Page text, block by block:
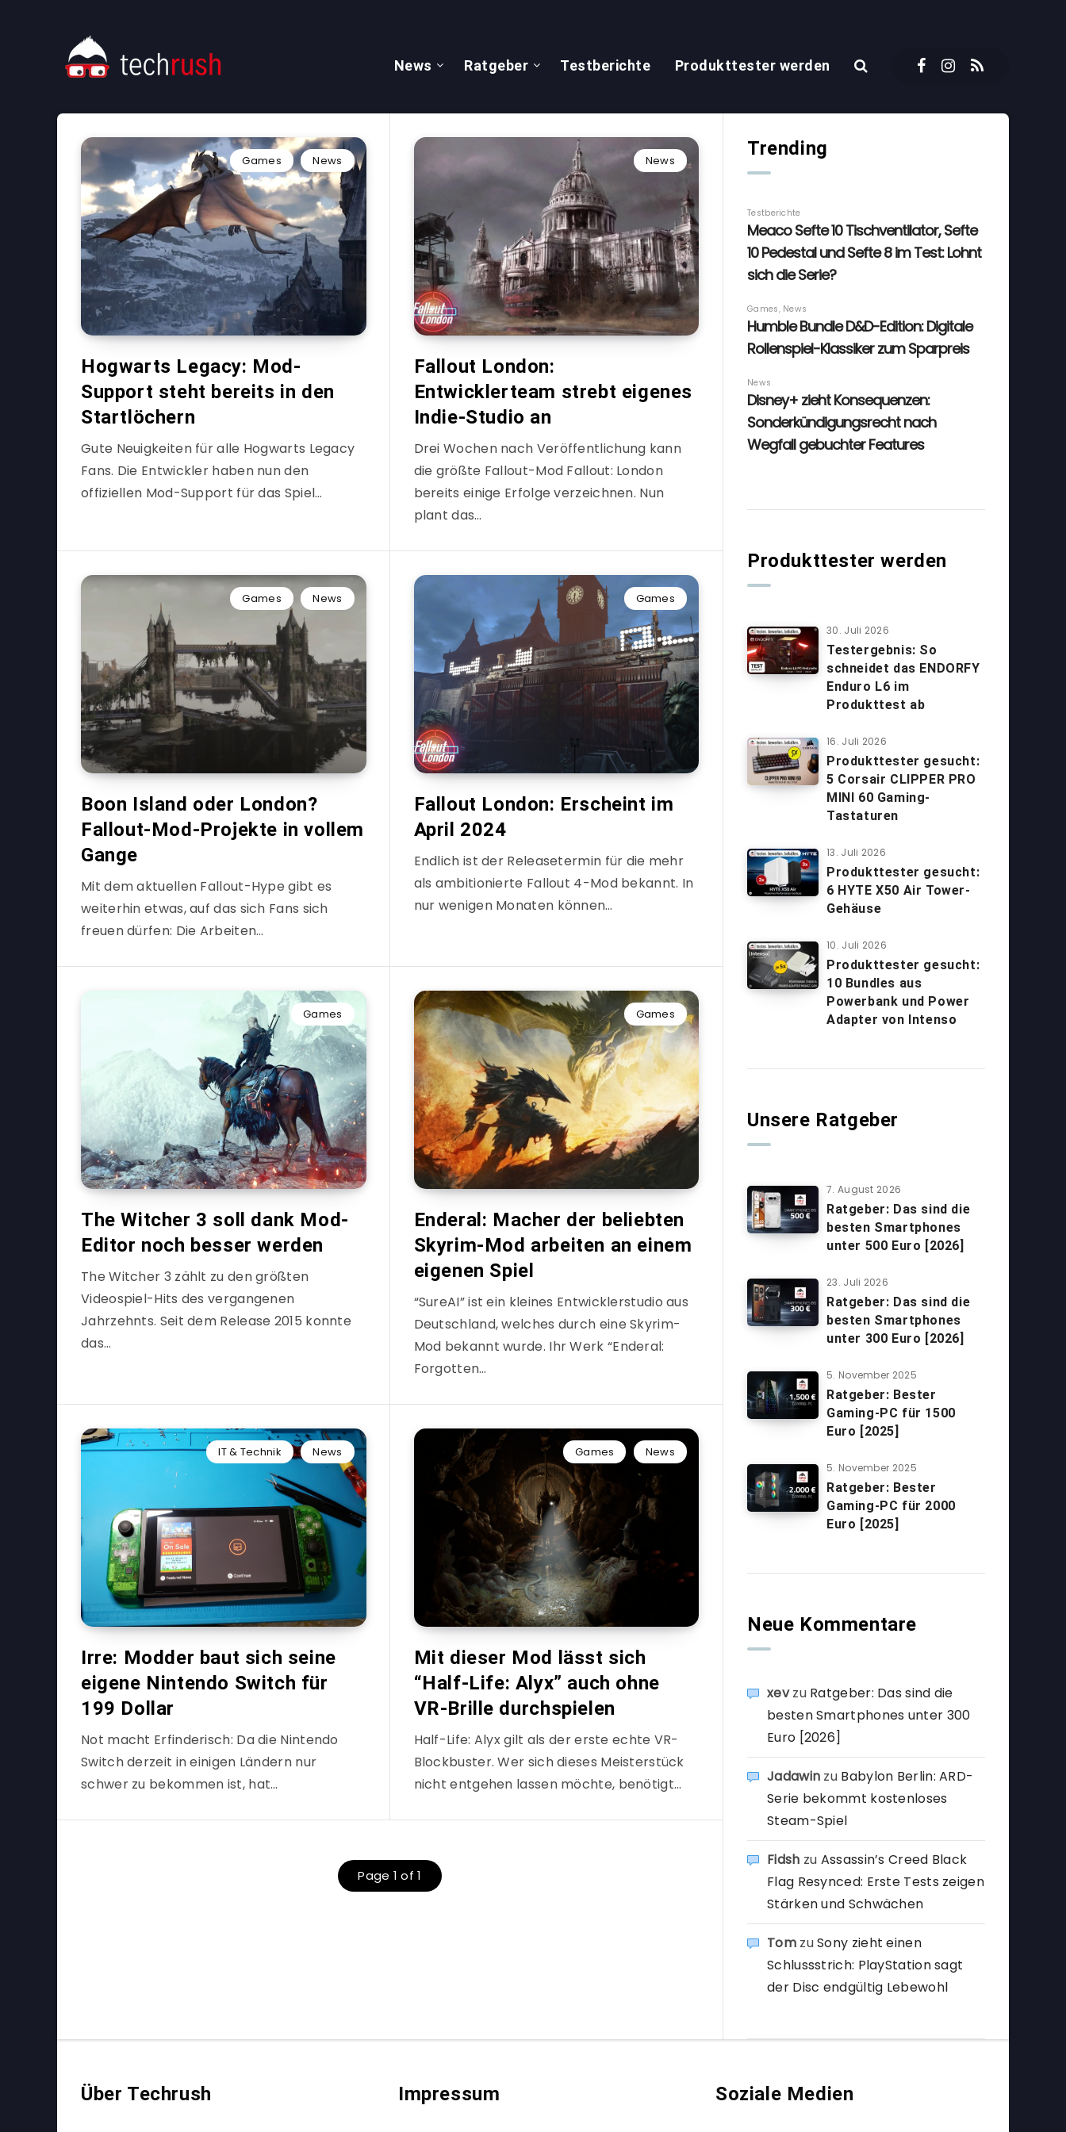
News Ratgeber Testberichte Produkttester werden
Games News
Hogwarts Legacy: Mod-
Support steht bereits in den
Startlöchern
Gute Neuigkeiten für alle Hogwarts Legacy
Fans. Die Entwickler haben nun den
offiziellen Mod-Support für das Spiel…
News
Fallout London:
Entwicklerteam strebt eigenes
Indie-Studio an
Drei Wochen nach Veröffentlichung kann
die größte Fallout-Mod Fallout: London
bereits einige Erfolge verzeichnen. Nun
plant das…
Games News
Boon Island oder London?
Fallout-Mod-Projekte in vollem
Gange
Mit dem aktuellen Fallout-Hype gibt es
weiterhin etwas, auf das sich Fans sich
freuen dürfen: Die Arbeiten…
Games
Fallout London: Erscheint im
April 2024
Endlich ist der Releasetermin für die mehr
als ambitionierte Fallout 4-Mod bekannt. In
nur wenigen Monaten können…
Games
The Witcher 3 soll dank Mod-
Editor noch besser werden
The Witcher 3 zählt zu den größten
Videospiel-Hits des vergangenen
Jahrzehnts. Seit dem Release 2015 konnte
das…
Games
Enderal: Macher der beliebten
Skyrim-Mod arbeiten an einem
eigenen Spiel
“SureAI” ist ein kleines Entwicklerstudio aus
Deutschland, welches durch eine Skyrim-
Mod bekannt wurde. Ihr Werk “Enderal:
Forgotten…
IT & Technik News
Irre: Modder baut sich seine
eigene Nintendo Switch für
199 Dollar
Not macht Erfinderisch: Da die Nintendo
Switch derzeit in einigen Ländern nur
schwer zu bekommen ist, hat…
Games News
Mit dieser Mod lässt sich
“Half-Life: Alyx” auch ohne
VR-Brille durchspielen
Half-Life: Alyx gilt als der erste echte VR-
Blockbuster. Wer sich dieses Meisterstück
nicht entgehen lassen möchte, benötigt…
Page 1 of 1
Trending
Produkttester werden
30. Juli 2026
Testergebnis: So
schneidet das ENDORFY
Enduro L6 im
Produkttest ab
16. Juli 2026
Produkttester gesucht:
5 Corsair CLIPPER PRO
MINI 60 Gaming-
Tastaturen
13. Juli 2026
Produkttester gesucht:
6 HYTE X50 Air Tower-
Gehäuse
10. Juli 2026
Produkttester gesucht:
10 Bundles aus
Powerbank und Power
Adapter von Intenso
Unsere Ratgeber
7. August 2026
Ratgeber: Das sind die
besten Smartphones
unter 500 Euro [2026]
23. Juli 2026
Ratgeber: Das sind die
besten Smartphones
unter 300 Euro [2026]
5. November 2025
Ratgeber: Bester
Gaming-PC für 1500
Euro [2025]
5. November 2025
Ratgeber: Bester
Gaming-PC für 2000
Euro [2025]
Neue Kommentare
xevzu Ratgeber: Das sind die
besten Smartphones unter 300
Euro [2026]
Jadawin zu Babylon Berlin: ARD-
Serie bekommt kostenloses
Steam-Spiel
Fidsh zu Assassin’s Creed Black
Flag Resynced: Erste Tests zeigen
Stärken und Schwächen
TomzuSony zieht einen
Schlussstrich: PlayStation sagt
der Disc endgültig Lebewohl
Über Techrush Impressum Soziale Medien